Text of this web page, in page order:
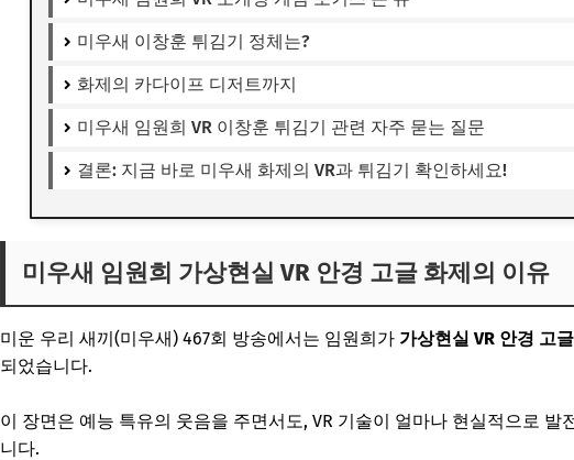
미우새 이창훈 튀김기 정체는?
화제의 카다이프 디저트까지
미우새 임원희 VR 이창훈 튀김기 관련 자주 묻는 질문
결론: 지금 바로 미우새 화제의 VR과 튀김기 확인하세요!
미우새 임원희 가상현실 VR 안경 고글 화제의 이유
미운 우리 새끼(미우새) 467회 방송에서는 임원희가 가상현실 VR 안경 고글
되었습니다.
이 장면은 예능 특유의 웃음을 주면서도, VR 기술이 얼마나 현실적으로
니다.